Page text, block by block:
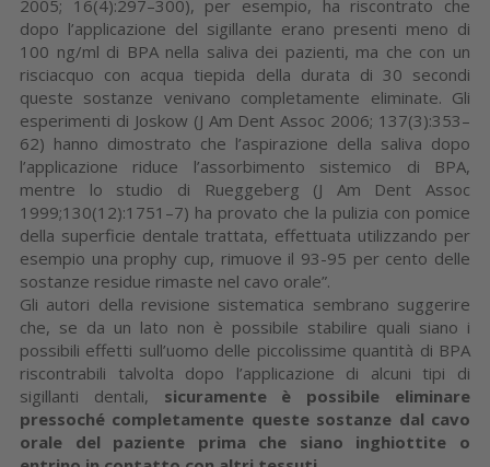
2005; 16(4):297–300), per esempio, ha riscontrato che
dopo l’applicazione del sigillante erano presenti meno di
100 ng/ml di BPA nella saliva dei pazienti, ma che con un
risciacquo con acqua tiepida della durata di 30 secondi
queste sostanze venivano completamente eliminate. Gli
esperimenti di Joskow (J Am Dent Assoc 2006; 137(3):353–
62) hanno dimostrato che l’aspirazione della saliva dopo
l’applicazione riduce l’assorbimento sistemico di BPA,
mentre lo studio di Rueggeberg (J Am Dent Assoc
1999;130(12):1751–7) ha provato che la pulizia con pomice
della superficie dentale trattata, effettuata utilizzando per
esempio una prophy cup, rimuove il 93-95 per cento delle
sostanze residue rimaste nel cavo orale”.
Gli autori della revisione sistematica sembrano suggerire
che, se da un lato non è possibile stabilire quali siano i
possibili effetti sull’uomo delle piccolissime quantità di BPA
riscontrabili talvolta dopo l’applicazione di alcuni tipi di
sigillanti dentali, sicuramente è possibile eliminare
pressoché completamente queste sostanze dal cavo
orale del paziente prima che siano inghiottite o